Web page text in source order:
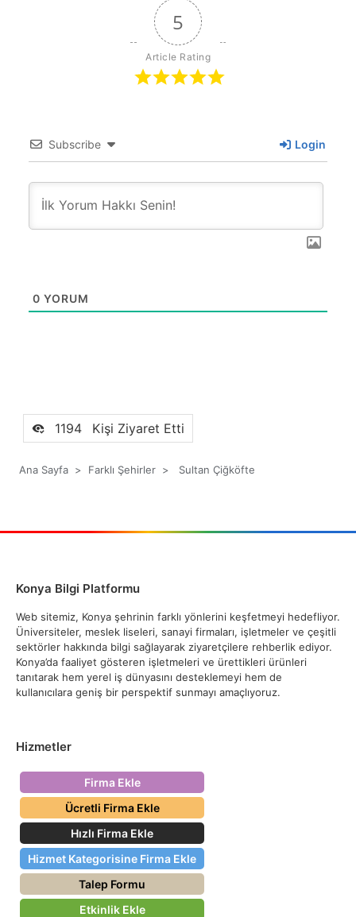
5
Article Rating
Subscribe Login
0 YORUM
1194 Kişi Ziyaret Etti
Ana Sayfa > Farklı Şehirler > Sultan Çiğköfte
Konya Bilgi Platformu
Web sitemiz, Konya şehrinin farklı yönlerini keşfetmeyi hedefliyor.
Üniversiteler, meslek liseleri, sanayi firmaları, işletmeler ve çeşitli
sektörler hakkında bilgi sağlayarak ziyaretçilere rehberlik ediyor.
Konya’da faaliyet gösteren işletmeleri ve ürettikleri ürünleri
tanıtarak hem yerel iş dünyasını desteklemeyi hem de
kullanıcılara geniş bir perspektif sunmayı amaçlıyoruz.
Hizmetler
Firma Ekle
Ücretli Firma Ekle
Hızlı Firma Ekle
Hizmet Kategorisine Firma Ekle
Talep Formu
Etkinlik Ekle